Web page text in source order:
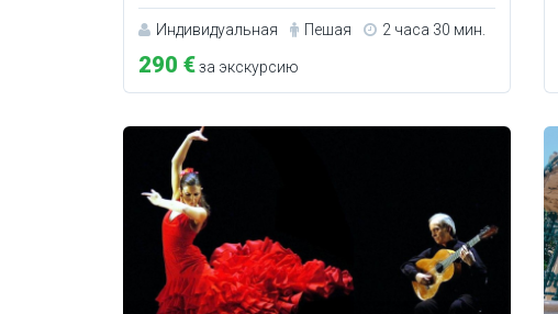
Индивидуальная Пешая 2 часа 30 мин.
290 €за экскурсию